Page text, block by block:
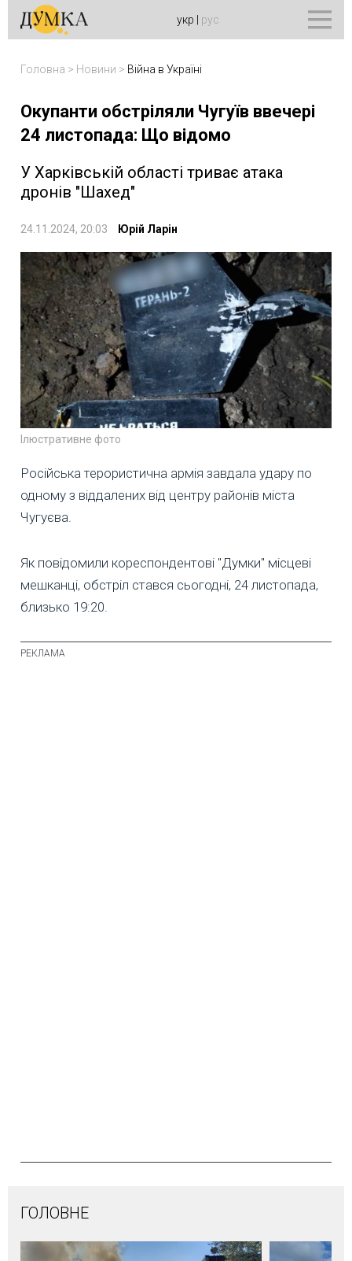
укр рус
Головна > Новини > Війна в Україні
Окупанти обстріляли Чугуїв ввечері
24 листопада: Що відомо
У Харківській області триває атака
дронів "Шахед"
24.11.2024, 20:03 Юрій Ларін
Ілюстративне фото
Російська терористична армія завдала удару по
одному з віддалених від центру районів міста
Чугуєва.
Як повідомили кореспондентові "Думки" місцеві
мешканці, обстріл стався сьогодні, 24 листопада,
близько 19:20.
ГОЛОВНЕ